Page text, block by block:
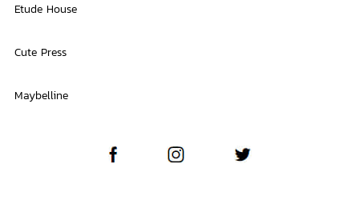
Etude House
Cute Press
Maybelline